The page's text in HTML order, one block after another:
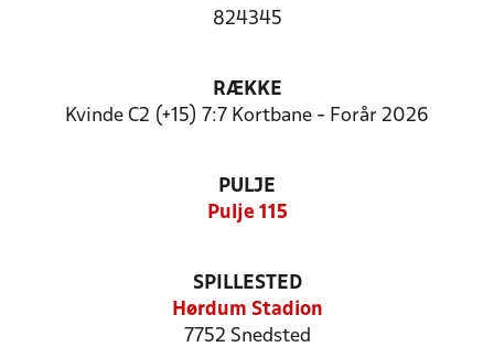
824345
RÆKKE
Kvinde C2 (+15) 7:7 Kortbane - Forår 2026
PULJE
Pulje 115
SPILLESTED
Hørdum Stadion
7752 Snedsted